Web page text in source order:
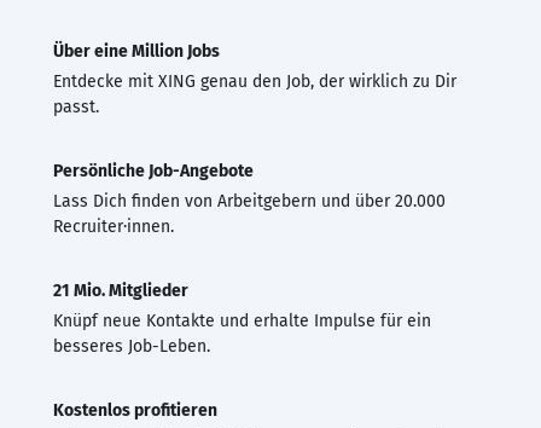
Über eine Million Jobs
Entdecke mit XING genau den Job, der wirklich zu Dir
passt.
Persönliche Job-Angebote
Lass Dich finden von Arbeitgebern und über 20.000
Recruiter·innen.
21 Mio. Mitglieder
Knüpf neue Kontakte und erhalte Impulse für ein
besseres Job-Leben.
Kostenlos profitieren